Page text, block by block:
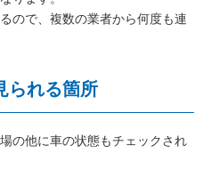
ので、複数の業者から何度も連
られる箇所
の他に車の状態もチェックされ